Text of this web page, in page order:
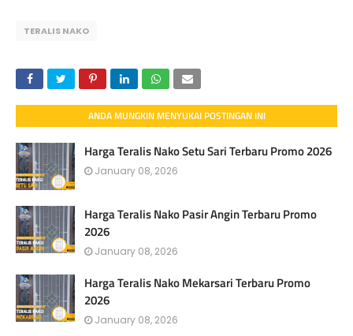
TERALIS NAKO
ANDA MUNGKIN MENYUKAI POSTINGAN INI
Harga Teralis Nako Setu Sari Terbaru Promo 2026
January 08, 2026
Harga Teralis Nako Pasir Angin Terbaru Promo
2026
January 08, 2026
Harga Teralis Nako Mekarsari Terbaru Promo
2026
January 08, 2026